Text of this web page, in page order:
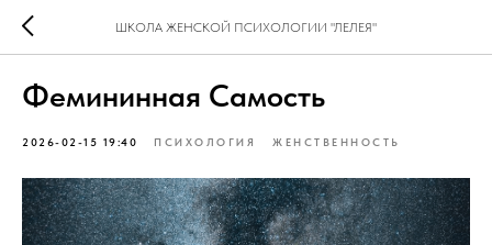
ШКОЛА ЖЕНСКОЙ ПСИХОЛОГИИ "ЛЕЛЕЯ"
Фемининная Самость
2026-02-15 19:40 ПСИХОЛОГИЯ ЖЕНСТВЕННОСТЬ